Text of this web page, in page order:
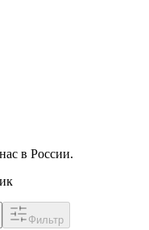
в России.
Фильтр